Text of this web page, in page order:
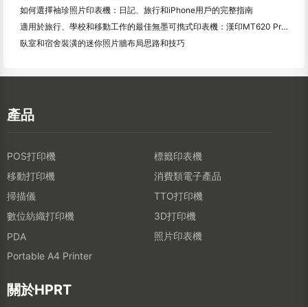
如何選擇袖珍照片印表機：日記、旅行和iPhone用戶的完整指南
適用於旅行、學校和移動工作的最佳無墨可擕式印表機：漢印MT620 Pro評測
臥室和宿舍裝潢的迷你照片牆布局思路和技巧
產品
POS打印機
標籤印表機
移動打印機
消費類電子產品
掃描儀
TTO打印機
數位紡織打印機
3D打印機
PDA
照片印表機
Portable A4 Printer
關於HPRT